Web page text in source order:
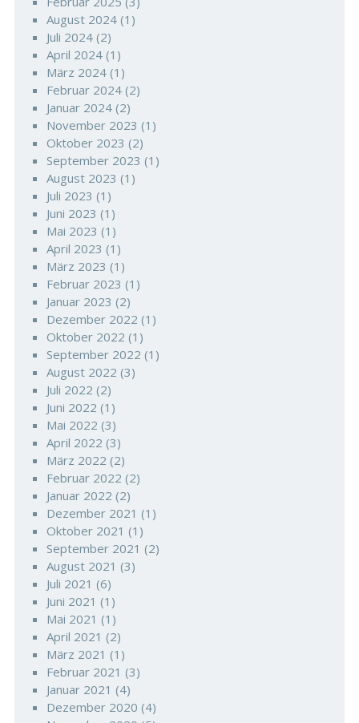
August 2024(1)
Juli 2024(2)
April 2024(1)
März 2024(1)
Februar 2024(2)
Januar 2024(2)
November 2023 (1)
Oktober 2023 (2)
September 2023 (1)
August 2023 (1)
Juli 2023 (1)
Juni 2023 (1)
Mai 2023 (1)
April 2023 (1)
März 2023 (1)
Februar 2023 (1)
Januar 2023 (2)
Dezember 2022 (1)
Oktober 2022 (1)
September 2022 (1)
August 2022 (3)
Juli 2022 (2)
Juni 2022 (1)
Mai 2022 (3)
April 2022 (3)
März 2022 (2)
Februar 2022 (2)
Januar 2022 (2)
Dezember 2021 (1)
Oktober 2021 (1)
September 2021 (2)
August 2021 (3)
Juli 2021 (6)
Juni 2021 (1)
Mai 2021 (1)
April 2021 (2)
März 2021 (1)
Februar 2021 (3)
Januar 2021 (4)
Dezember 2020 (4)